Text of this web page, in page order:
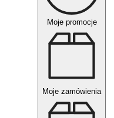
Moje promocje
Moje zamówienia